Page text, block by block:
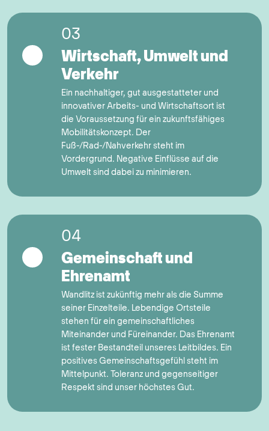
03
Wirtschaft, Umwelt und
Verkehr
Ein nachhaltiger, gut ausgestatteter und
innovativer Arbeits- und Wirtschaftsort ist
die Voraussetzung für ein zukunftsfähiges
Mobilitätskonzept. Der
Fuß-/Rad-/Nahverkehr steht im
Vordergrund. Negative Einflüsse auf die
Umwelt sind dabei zu minimieren.
04
Gemeinschaft und
Ehrenamt
Wandlitz ist zukünftig mehr als die Summe
seiner Einzelteile. Lebendige Ortsteile
stehen für ein gemeinschaftliches
Miteinander und Füreinander. Das Ehrenamt
ist fester Bestandteil unseres Leitbildes. Ein
positives Gemeinschaftsgefühl steht im
Mittelpunkt. Toleranz und gegenseitiger
Respekt sind unser höchstes Gut.